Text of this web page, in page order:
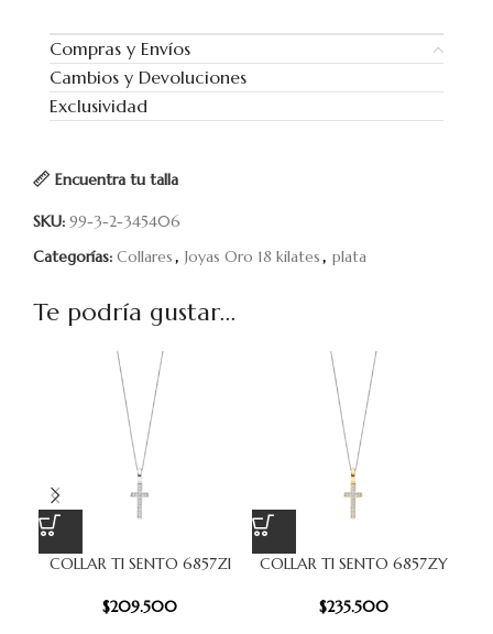
Encuentra tu talla
Compras y Envíos
Cambios y Devoluciones
Exclusividad
SKU: 99-3-2-345406
Categorías: Collares, Joyas Oro 18 kilates, plata
Te podría gustar...
COLLAR TI SENTO 6857ZI
$209.500
COLLAR TI SENTO 6857ZY
$235.500